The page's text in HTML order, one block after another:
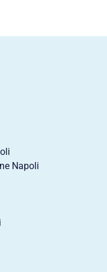
Napoli